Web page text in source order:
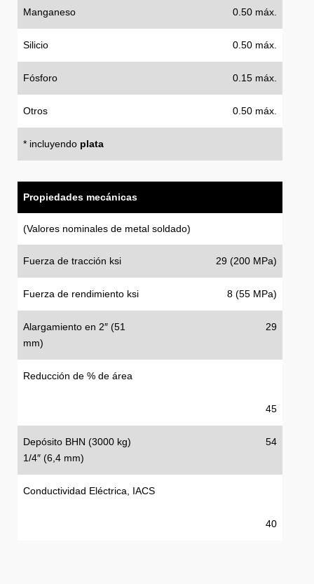
Manganeso 0.50 máx.
Silicio 0.50 máx.
Fósforo 0.15 máx.
Otros 0.50 máx.
* incluyendo plata
Propiedades mecánicas
(Valores nominales de metal soldado)
Fuerza de tracción ksi 29 (200 MPa)
Fuerza de rendimiento ksi 8 (55 MPa)
Alargamiento en 2″ (51
mm)
29
Reducción de % de área
45
Depósito BHN (3000 kg)
1/4″ (6,4 mm)
54
Conductividad Eléctrica, IACS
40